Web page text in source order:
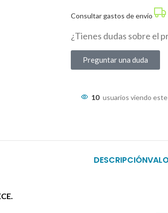
Consultar gastos de envío
¿Tienes dudas sobre el
Preguntar una duda
10 usuarios viendo
DESCRIPCIÓN